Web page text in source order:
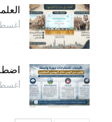
أغسطس
أغسطس